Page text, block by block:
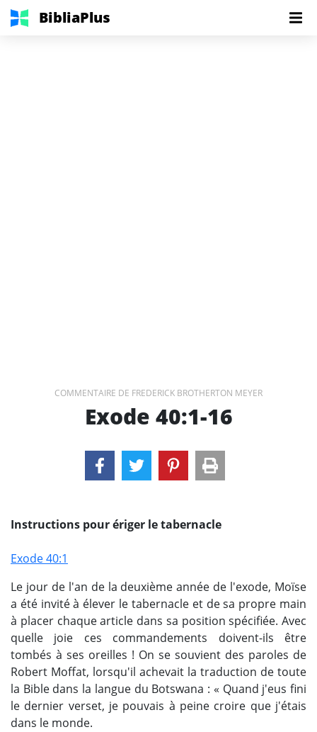
BibliaPlus
COMMENTAIRE DE FREDERICK BROTHERTON MEYER
Exode 40:1-16
Instructions pour ériger le tabernacle
Exode 40:1
Le jour de l'an de la deuxième année de l'exode, Moïse
a été invité à élever le tabernacle et de sa propre main
à placer chaque article dans sa position spécifiée. Avec
quelle joie ces commandements doivent-ils être
tombés à ses oreilles ! On se souvient des paroles de
Robert Moffat, lorsqu'il achevait la traduction de toute
la Bible dans la langue du Botswana : « Quand j'eus fini
le dernier verset, je pouvais à peine croire que j'étais
dans le monde.